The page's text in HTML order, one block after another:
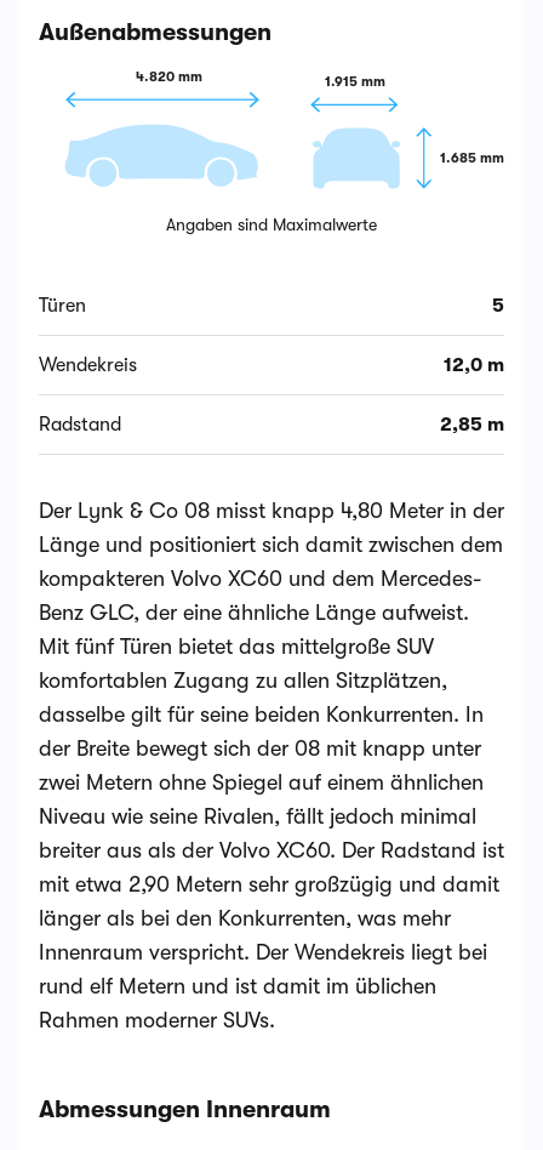
Außenabmessungen
4.820 mm 1.915 mm
1.685 mm
Angaben sind Maximalwerte
Türen 5
Wendekreis 12,0 m
Radstand 2,85 m
Der Lynk & Co 08 misst knapp 4,80 Meter in der
Länge und positioniert sich damit zwischen dem
kompakteren Volvo XC60 und dem Mercedes-
Benz GLC, der eine ähnliche Länge aufweist.
Mit fünf Türen bietet das mittelgroße SUV
komfortablen Zugang zu allen Sitzplätzen,
dasselbe gilt für seine beiden Konkurrenten. In
der Breite bewegt sich der 08 mit knapp unter
zwei Metern ohne Spiegel auf einem ähnlichen
Niveau wie seine Rivalen, fällt jedoch minimal
breiter aus als der Volvo XC60. Der Radstand ist
mit etwa 2,90 Metern sehr großzügig und damit
länger als bei den Konkurrenten, was mehr
Innenraum verspricht. Der Wendekreis liegt bei
rund elf Metern und ist damit im üblichen
Rahmen moderner SUVs.
Abmessungen Innenraum